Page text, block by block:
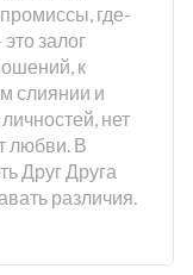
где-
залог
к
слиянии и
нет
любви. В
Друг Друга
различия.